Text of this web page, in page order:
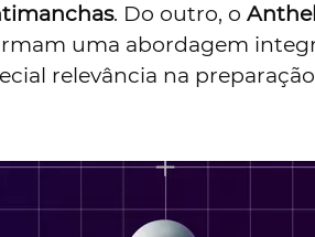
s. Do outro, o
uma abordagem
relevância na